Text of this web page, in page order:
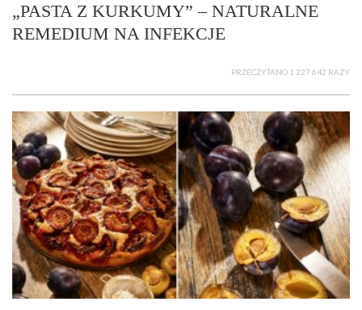
„PASTA Z KURKUMY” – NATURALNE
REMEDIUM NA INFEKCJE
PRZECZYTANO 1 227 642 RAZY